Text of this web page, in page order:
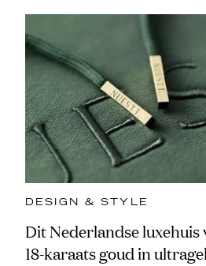
DESIGN & STYLE
Dit Nederlandse
18-karaats goud in